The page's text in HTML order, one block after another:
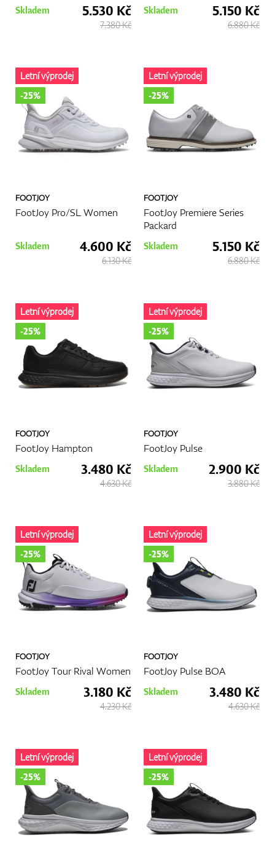
Skladem 5.530 Kč
7.380 Kč
Skladem 5.150 Kč
6.880 Kč
FOOTJOY
FootJoy Pro/SL Women
Letní výprodej
-25%
Skladem 4.600 Kč
6.130 Kč
FOOTJOY
FootJoy Premiere Series
Packard
Letní výprodej
-25%
Skladem 5.150 Kč
6.880 Kč
FOOTJOY
FootJoy Hampton
Letní výprodej
-25%
Skladem 3.480 Kč
4.630 Kč
FOOTJOY
FootJoy Pulse
Letní výprodej
-25%
Skladem 2.900 Kč
3.880 Kč
FOOTJOY
FootJoy Tour Rival Women
Letní výprodej
-25%
Skladem 3.180 Kč
4.230 Kč
FOOTJOY
FootJoy Pulse BOA
Letní výprodej
-25%
Skladem 3.480 Kč
4.630 Kč
Letní výprodej
-25%
Letní výprodej
-25%